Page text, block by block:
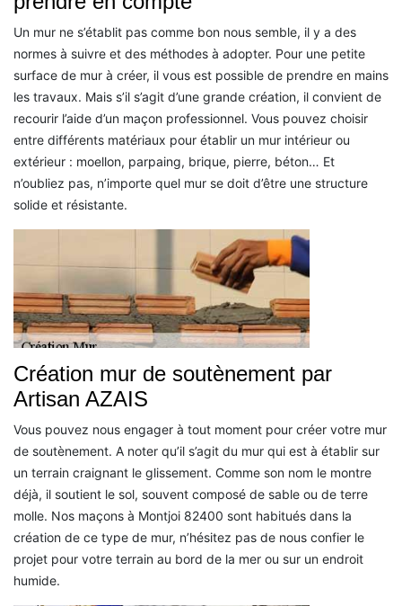
Un mur ne s’établit pas comme bon nous semble, il y a des
normes à suivre et des méthodes à adopter. Pour une petite
surface de mur à créer, il vous est possible de prendre en mains
les travaux. Mais s’il s’agit d’une grande création, il convient de
recourir l’aide d’un maçon professionnel. Vous pouvez choisir
entre différents matériaux pour établir un mur intérieur ou
extérieur : moellon, parpaing, brique, pierre, béton… Et
n’oubliez pas, n’importe quel mur se doit d’être une structure
solide et résistante.
Création mur de soutènement par
Artisan AZAIS
Vous pouvez nous engager à tout moment pour créer votre mur
de soutènement. A noter qu’il s’agit du mur qui est à établir sur
un terrain craignant le glissement. Comme son nom le montre
déjà, il soutient le sol, souvent composé de sable ou de terre
molle. Nos maçons à Montjoi 82400 sont habitués dans la
création de ce type de mur, n’hésitez pas de nous confier le
projet pour votre terrain au bord de la mer ou sur un endroit
humide.